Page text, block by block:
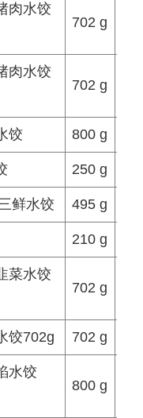
肉水饺
702 g
肉水饺
702 g
饺 800 g
250 g
鲜水饺 495 g
210 g
菜水饺
702 g
饺702g 702 g
水饺
800 g